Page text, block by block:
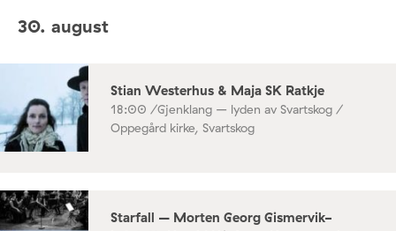
30. august
Stian Westerhus & Maja SK Ratkje
18:00 /Gjenklang – lyden av Svartskog /
Oppegård kirke, Svartskog
Starfall – Morten Georg Gismervik-